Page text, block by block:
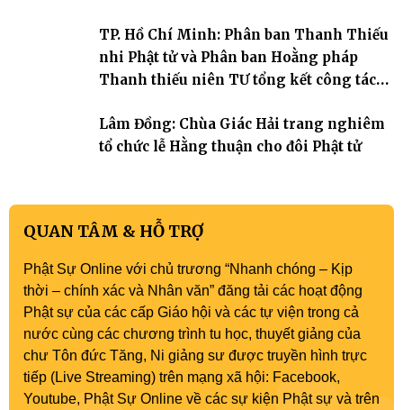
TP. Hồ Chí Minh: Phân ban Thanh Thiếu
nhi Phật tử và Phân ban Hoằng pháp
Thanh thiếu niên TƯ tổng kết công tác
Lâm Đồng: Chùa Giác Hải trang nghiêm
tổ chức lễ Hằng thuận cho đôi Phật tử
QUAN TÂM & HỖ TRỢ
Phật Sự Online với chủ trương “Nhanh chóng – Kịp
thời – chính xác và Nhân văn” đăng tải các hoạt động
Phật sự của các cấp Giáo hội và các tự viện trong cả
nước cùng các chương trình tu học, thuyết giảng của
chư Tôn đức Tăng, Ni giảng sư được truyền hình trực
tiếp (Live Streaming) trên mạng xã hội: Facebook,
Youtube, Phật Sự Online về các sự kiện Phật sự và trên